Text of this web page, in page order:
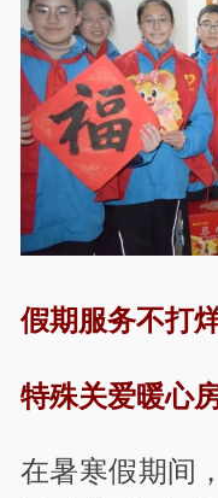
假期服务不打
特殊关爱暖心
在暑寒假期间